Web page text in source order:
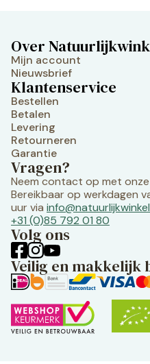
Over
Mijn account
Nieuwsbrief
Klantenservice
Bestellen
Betalen
Levering
Retourneren
Garantie
Vragen?
Neem contact op met
Bereikbaar op werkdagen
uur via
+31 (0)85 792 01 80
Volg ons
Veilig en makkelijk